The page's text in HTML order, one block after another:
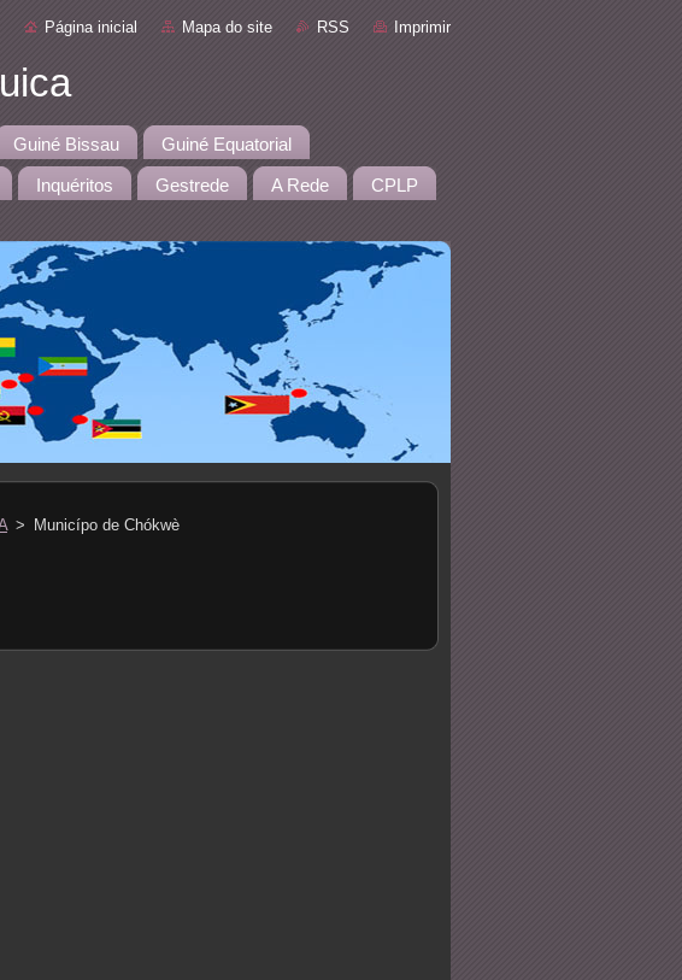
Página inicial Mapa do site RSS Imprimir
Guiné Bissau Guiné Equatorial
Inquéritos Gestrede A Rede CPLP
> Municípo de Chókwè